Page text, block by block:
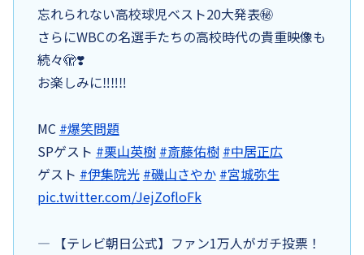
忘れられない高校球児ベスト20大発表㊙️
さらにWBCの名選手たちの高校時代の貴重映像も
続々🫣❣️
お楽しみに‼️‼️‼️
MC #爆笑問題
SPゲスト #栗山英樹 #斎藤佑樹 #中居正広
ゲスト #伊集院光 #磯山さやか #宮城弥生
pic.twitter.com/JejZofloFk
— 【テレビ朝日公式】ファン1万人がガチ投票！